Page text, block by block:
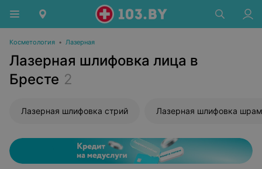
Косметология • Лазерная
Лазерная шлифовка лица в
Бресте 2
Лазерная шлифовка стрий